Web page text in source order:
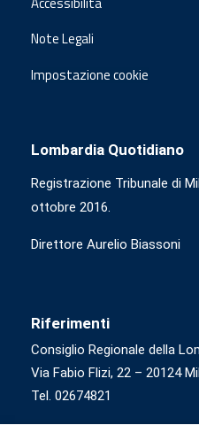
Note Legali
Impostazione cookie
Lombardia Quotidiano
Registrazione Tribunale di
ottobre 2016.
Direttore Aurelio Biassoni
Riferimenti
Consiglio Regionale della
Via Fabio Flizi, 22 – 20124
Tel. 02674821